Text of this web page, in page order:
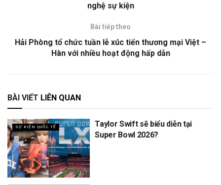
nghệ sự kiện
Bài tiếp theo
Hải Phòng tổ chức tuần lễ xúc tiến thương mại Việt –
Hàn với nhiều hoạt động hấp dẫn
BÀI VIẾT LIÊN QUAN
SỰ KIỆN QUỐC TẾ
Taylor Swift sẽ biểu diễn tại
Super Bowl 2026?